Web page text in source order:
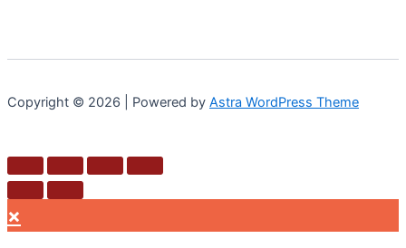
Copyright © 2026 | Powered by Astra WordPress Theme
×